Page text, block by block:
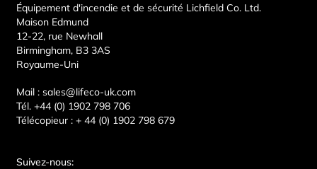
Équipement d'incendie et de sécurité Lichfield Co. Ltd.
Maison Edmund
12-22, rue Newhall
Birmingham, B3 3AS
Royaume-Uni
Mail :sales@lifeco-uk.com
Tél. +44 (0) 1902 798 706
Télécopieur :+ 44 (0) 1902 798 679
Suivez-nous: